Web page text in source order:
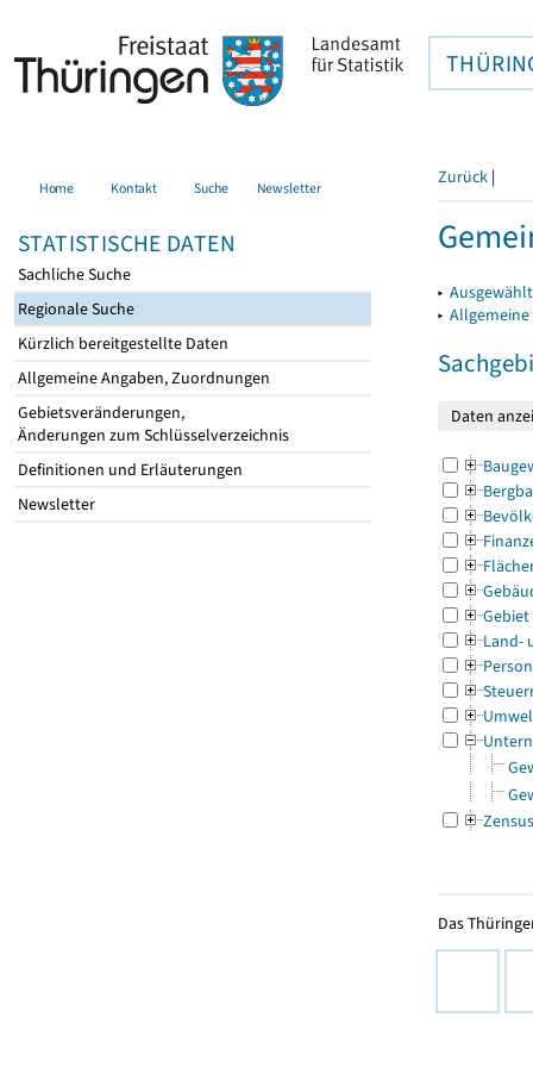
Home Kontakt Suche Newsletter
STATISTISCHE DATEN
Sachliche Suche
Regionale Suche
Kürzlich bereitgestellte Daten
Allgemeine Angaben, Zuordnungen
Gebietsveränderungen,
Änderungen zum Schlüsselverzeichnis
Definitionen und Erläuterungen
Newsletter
Zurück |
▸
▸
Gebiet
Land-
Zensus
Das